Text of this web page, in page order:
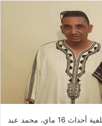
عقب تدوينة للمعتقل السابق على خلفية أحداث 16 ماي، محمد عبد